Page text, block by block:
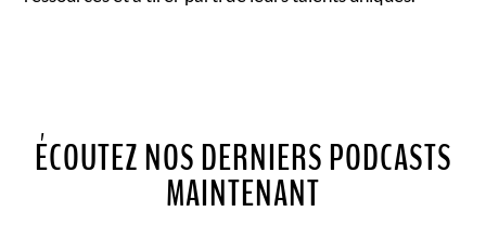
ÉCOUTEZ NOS DERNIERS PODCASTS
MAINTENANT